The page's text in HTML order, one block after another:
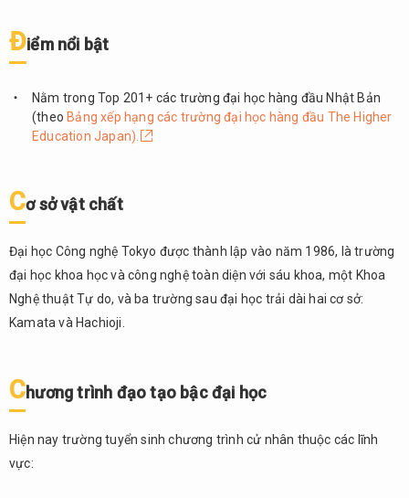
9.5.
9.6.
Điều
sách
hỗ
trợ
sinh
Đại học
松学舎大学)
Điểm nổi bật
Nằm trong Top 201+ các trường đại học hàng đầu Nhật Bản
(theoBảng xếp hạng các trường đại học hàng đầu The Higher
Education Japan).
Cơ sở vật chất
Đại học Công nghệ Tokyo được thành lập vào năm 1986, là trường
đại học khoa học và công nghệ toàn diện với sáu khoa, một Khoa
Nghệ thuật Tự do, và ba trường sau đại học trải dài hai cơ sở:
Kamata và Hachioji.
Chương trình đạo tạo bậc đại học
Hiện nay trường tuyển sinh chương trình cử nhân thuộc các lĩnh
vực: